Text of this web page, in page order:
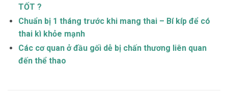
TỐT ?
Chuẩn bị 1 tháng trước khi mang thai – Bí kíp để có
thai kì khỏe mạnh
Các cơ quan ở đầu gối dễ bị chấn thương liên quan
đến thể thao